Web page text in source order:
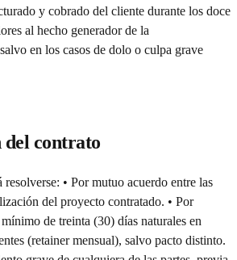
y cobrado del cliente durante los doce
al hecho generador de la
en los casos de dolo o culpa grave
del contrato
• Por mutuo acuerdo entre las
del proyecto contratado. • Por
de treinta (30) días naturales en
(retainer mensual), salvo pacto distinto.